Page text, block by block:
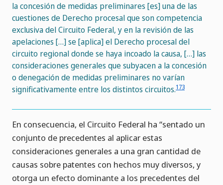
la concesión de medidas preliminares [es] una de las
cuestiones de Derecho procesal que son competencia
exclusiva del Circuito Federal, y en la revisión de las
apelaciones […] se [aplica] el Derecho procesal del
circuito regional donde se haya incoado la causa, […] las
consideraciones generales que subyacen a la concesión
o denegación de medidas preliminares no varían
significativamente entre los distintos circuitos.173
En consecuencia, el Circuito Federal ha “sentado un
conjunto de precedentes al aplicar estas
consideraciones generales a una gran cantidad de
causas sobre patentes con hechos muy diversos, y
otorga un efecto dominante a los precedentes del